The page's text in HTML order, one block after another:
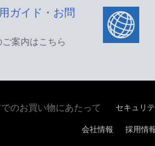
ガイド・お問
案内はこちら
のお買い物にあたって セキュリ
会社情報 採用情